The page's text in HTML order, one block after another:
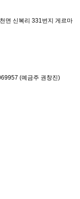
면 신복리 331번지 게르마
(예금주 권창진)